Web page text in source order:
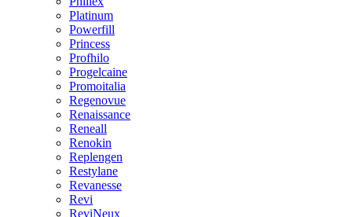
Platinum
Powerfill
Princess
Profhilo
Progelcaine
Promoitalia
Regenovue
Renaissance
Reneall
Renokin
Replengen
Restylane
Revanesse
Revi
ReviNeux